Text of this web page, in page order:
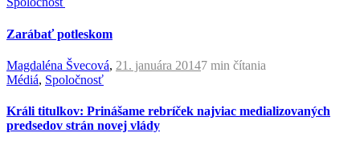
Zarábať potleskom
Magdaléna Švecová, 21. januára 20147 min čítania
Médiá, Spoločnosť
Králi titulkov: Prinášame rebríček najviac medializovaných
predsedov strán novej vlády